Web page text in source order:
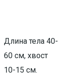
Длина тела 40-
60 см, хвост
10-15 см.